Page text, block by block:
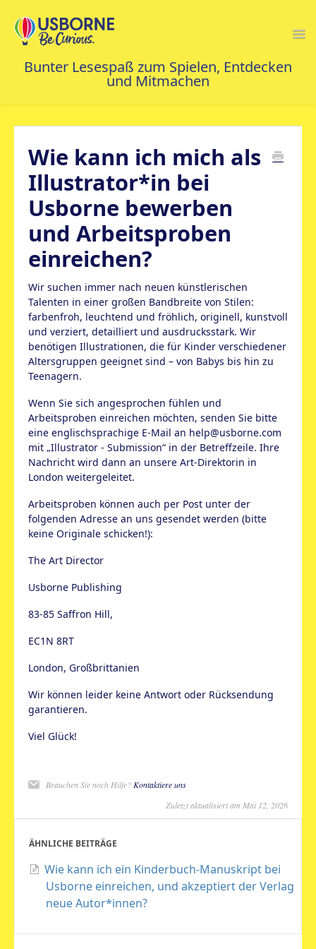
KONTAKT
Wie kann ich mich als
Illustrator*in bei
Usborne bewerben
und Arbeitsproben
einreichen?
Wir suchen immer nach neuen künstlerischen
Talenten in einer großen Bandbreite von Stilen:
farbenfroh, leuchtend und fröhlich, originell, kunstvoll
und verziert, detailliert und ausdrucksstark. Wir
benötigen Illustrationen, die für Kinder verschiedener
Altersgruppen geeignet sind – von Babys bis hin zu
Teenagern.
Wenn Sie sich angesprochen fühlen und
Arbeitsproben einreichen möchten, senden Sie bitte
eine englischsprachige E-Mail an help@usborne.com
mit „Illustrator - Submission“ in der Betreffzeile. Ihre
Nachricht wird dann an unsere Art-Direktorin in
London weitergeleitet.
Arbeitsproben können auch per Post unter der
folgenden Adresse an uns gesendet werden (bitte
keine Originale schicken!):
The Art Director
Usborne Publishing
83-85 Saffron Hill,
EC1N 8RT
London, Großbrittanien
Wir können leider keine Antwort oder Rücksendung
garantieren.
Viel Glück!
Brauchen Sie noch Hilfe? Kontaktiere uns
Zuletzt aktualisiert am Mai 12, 2026
ÄHNLICHE BEITRÄGE
Wie kann ich ein Kinderbuch-Manuskript bei
Usborne einreichen, und akzeptiert der Verlag
neue Autor*innen?